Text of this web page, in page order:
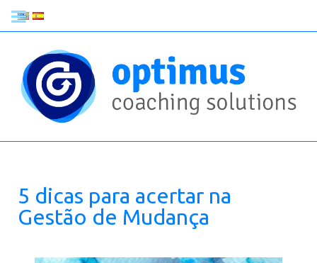
5 dicas para acertar na
Gestão de Mudança